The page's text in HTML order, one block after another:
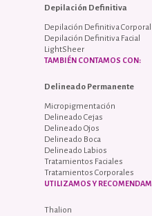
Depilación Definitiva
Depilación Definitiva Corporal
Depilación Definitiva Facial
LightSheer
TAMBIÉN CONTAMOS CON:
Delineado Permanente
Micropigmentación
Delineado Cejas
Delineado Ojos
Delineado Boca
Delineado Labios
Tratamientos Faciales
Tratamientos Corporales
UTILIZAMOS Y
Thalion